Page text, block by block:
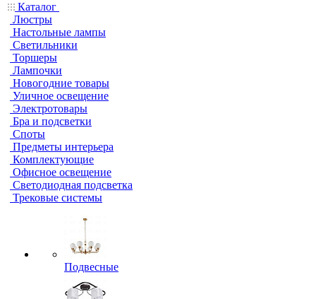
Каталог
Люстры
Настольные лампы
Светильники
Торшеры
Лампочки
Новогодние товары
Уличное освещение
Электротовары
Бра и подсветки
Споты
Предметы интерьера
Комплектующие
Офисное освещение
Светодиодная подсветка
Трековые системы
Подвесные